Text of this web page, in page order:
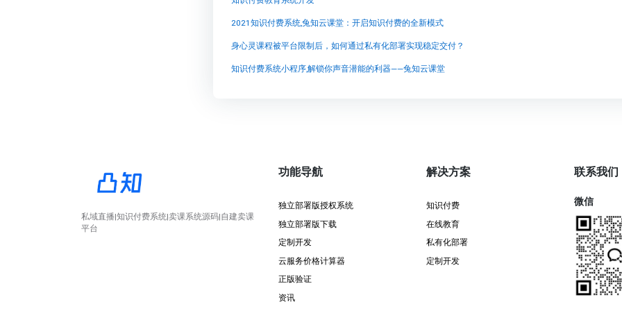
2021知识付费系统,兔知云课堂：开启知识付费的全新模式
身心灵课程被平台限制后，如何通过私有化部署实现稳定交付？
知识付费系统小程序,解锁你声音潜能的利器——兔知云课堂
私域直播|知识付费系统|卖课系统源码|自建卖课
平台
功能导航
独立部署版授权系统
独立部署版下载
定制开发
云服务价格计算器
正版验证
资讯
解决方案
知识付费
在线教育
私有化部署
定制开发
联系我们
微信